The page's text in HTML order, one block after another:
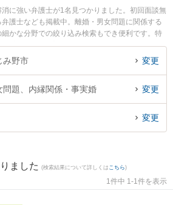
に強い弁護士が1名見つかりました。初回面談無
護士なども掲載中。離婚・男女問題に関係する
かな分野での絞り込み検索もでき便利です。特
裕之弁護士のプロフィール情報や弁護士費用、強
ふじみ野市で土日や夜間に発生した内縁解消の
約したい』などでお困りの相談者さんにおすす
み野市 変更
問題、内縁関係・事実婚 変更
変更
ました (検索結果について詳しくは こちら)
1件中 1-1件を表示